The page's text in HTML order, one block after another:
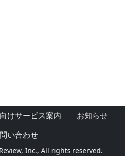
けサービス案内
お知らせ
い合わせ
Inc., All rights reserved.